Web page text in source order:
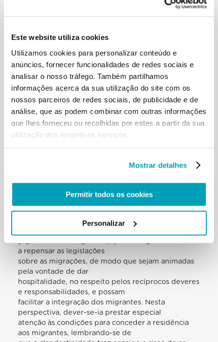
Este website utiliza cookies
Utilizamos cookies para personalizar conteúdo e
anúncios, fornecer funcionalidades de redes sociais e
analisar o nosso tráfego. Também partilhamos
informações acerca da sua utilização do site com os
nossos parceiros de redes sociais, de publicidade e de
análise, que as podem combinar com outras informações
que lhes forneceu ou recolhidas por estes a partir da sua
utilização dos respetivos serviços.
Mostrar detalhes
Permitir todos os cookies
Personalizar
[…] Além disso, quantas famílias, no meio de
sociais, se esforçam concretamente, à custa de
muitos sacrifícios, por educar os
seus filhos «contracorrente» nos valores da
solidariedade, da compaixão e da
fraternidade! Quantas famílias abrem os seus
corações e as suas casas a quem está
necessitado, como os refugiados e os emigrantes!
particular a todas as pessoas, famílias, paróquias,
prontamente ao meu apelo a acolher uma
[…] Também os Estados são chamados a cumprir
a bem das pessoas mais frágeis da sociedade, como
os reclusos, os migrantes, os
a repensar as legislações
sobre as migrações, de modo que sejam animadas
pela vontade de dar
hospitalidade, no respeito pelos recíprocos deveres
e responsabilidades, e possam
facilitar a integração dos migrantes. Nesta
perspectiva, dever-se-ia prestar especial
atenção às condições para conceder a residência
aos migrantes, lembrando-se de